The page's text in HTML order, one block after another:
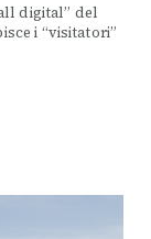
digital” del
i “visitatori”